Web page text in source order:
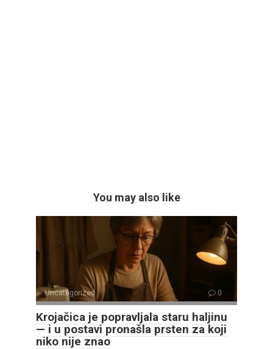
You may also like
Uncategorized 0
Krojačica je popravljala staru haljinu
— i u postavi pronašla prsten za koji
niko nije znao